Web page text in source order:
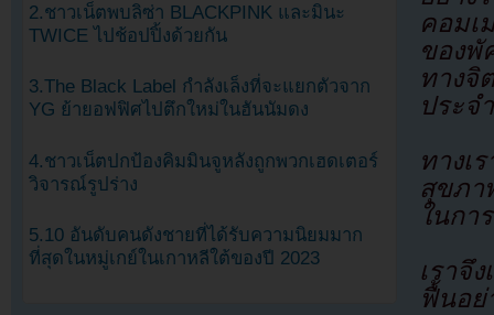
คอมเ
ของพั
ทาง
ประจ
ทางเ
สุขภา
ในกา
เราจึ
ฟื้นอย่
2.ชาวเน็ตพบลิซ่า BLACKPINK และมินะ
TWICE ไปช้อปปิ้งด้วยกัน
3.The Black Label กำลังเล็งที่จะแยกตัวจาก
YG ย้ายอฟฟิศไปตึกใหม่ในฮันนัมดง
4.ชาวเน็ตปกป้องคิมมินจูหลังถูกพวกเฮดเตอร์
วิจารณ์รูปร่าง
5.10 อันดับคนดังชายที่ได้รับความนิยมมาก
ที่สุดในหมู่เกย์ในเกาหลีใต้ของปี 2023